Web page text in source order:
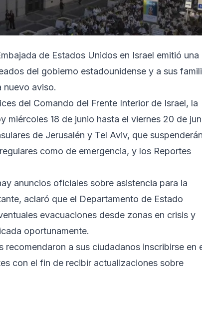
de Estados Unidos en Israel emitió una
del gobierno estadounidense y a sus
nuevo aviso.
del Comando del Frente Interior de Israel, la
miércoles 18 de junio hasta el viernes 20 de
de Jerusalén y Tel Aviv, que suspenderán
como de emergencia, y los Reportes
anuncios oficiales sobre asistencia para la
aclaró que el Departamento de Estado
evacuaciones desde zonas en crisis y
oportunamente.
a sus ciudadanos inscribirse en
con el fin de recibir actualizaciones sobre